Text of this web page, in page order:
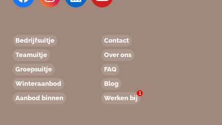
Bedrijfsuitje
Teamuitje
Groepsuitje
Winteraanbod
Aanbod binnen
Contact
Over ons
FAQ
Blog
Werken bij
1